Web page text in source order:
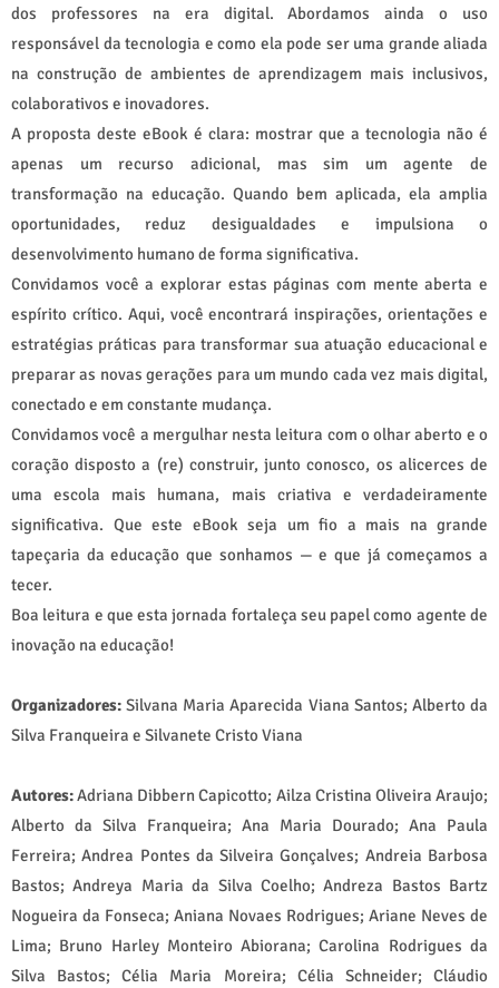
dos professores na era digital. Abordamos ainda o uso
responsável da tecnologia e como ela pode ser uma grande aliada
na construção de ambientes de aprendizagem mais inclusivos,
colaborativos e inovadores.
A proposta deste eBook é clara: mostrar que a tecnologia não é
apenas um recurso adicional, mas sim um agente de
transformação na educação. Quando bem aplicada, ela amplia
oportunidades, reduz desigualdades e impulsiona o
desenvolvimento humano de forma significativa.
Convidamos você a explorar estas páginas com mente aberta e
espírito crítico. Aqui, você encontrará inspirações, orientações e
estratégias práticas para transformar sua atuação educacional e
preparar as novas gerações para um mundo cada vez mais digital,
conectado e em constante mudança.
Convidamos você a mergulhar nesta leitura com o olhar aberto e o
coração disposto a (re) construir, junto conosco, os alicerces de
uma escola mais humana, mais criativa e verdadeiramente
significativa. Que este eBook seja um fio a mais na grande
tapeçaria da educação que sonhamos — e que já começamos a
tecer.
Boa leitura e que esta jornada fortaleça seu papel como agente de
inovação na educação!
Organizadores: Silvana Maria Aparecida Viana Santos; Alberto da
Silva Franqueira e Silvanete Cristo Viana
Autores:Adriana Dibbern Capicotto; Ailza Cristina Oliveira Araujo;
Alberto da Silva Franqueira; Ana Maria Dourado; Ana Paula
Ferreira; Andrea Pontes da Silveira Gonçalves; Andreia Barbosa
Bastos; Andreya Maria da Silva Coelho; Andreza Bastos Bartz
Nogueira da Fonseca; Aniana Novaes Rodrigues; Ariane Neves de
Lima; Bruno Harley Monteiro Abiorana; Carolina Rodrigues da
Silva Bastos; Célia Maria Moreira; Célia Schneider; Cláudio